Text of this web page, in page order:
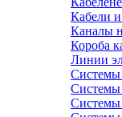
Кабели
Каналы
Короба
Линии
Системы
Системы